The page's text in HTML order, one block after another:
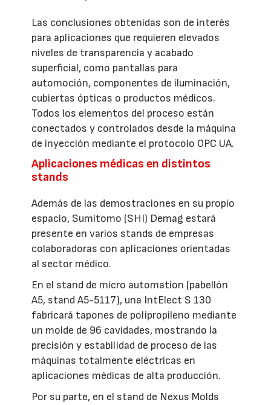
Las conclusiones obtenidas son de interés
para aplicaciones que requieren elevados
niveles de transparencia y acabado
superficial, como pantallas para
automoción, componentes de iluminación,
cubiertas ópticas o productos médicos.
Todos los elementos del proceso están
conectados y controlados desde la máquina
de inyección mediante el protocolo OPC UA.
Aplicaciones médicas en distintos
stands
Además de las demostraciones en su propio
espacio, Sumitomo (SHI) Demag estará
presente en varios stands de empresas
colaboradoras con aplicaciones orientadas
al sector médico.
En el stand de micro automation (pabellón
A5, stand A5-5117), una IntElect S 130
fabricará tapones de polipropileno mediante
un molde de 96 cavidades, mostrando la
precisión y estabilidad de proceso de las
máquinas totalmente eléctricas en
aplicaciones médicas de alta producción.
Por su parte, en el stand de Nexus Molds